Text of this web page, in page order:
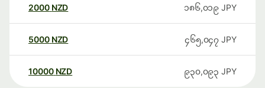
2000 NZD ၁၈၆,၀၁၉ JPY
5000 NZD ၄၆၅,၀၄၇ JPY
10000 NZD ၉၃၀,၀၉၃ JPY